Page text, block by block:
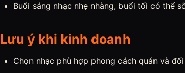
Buổi sáng nhạc nhẹ nhàng, buổi tối có thể
Lưu ý khi kinh doanh
Chọn nhạc phù hợp phong cách quán và